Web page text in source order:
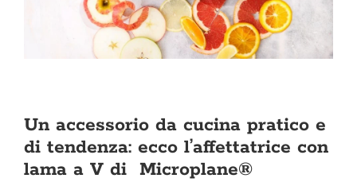
esterni alle
come
una casa
Oppure
d’interni Il
due
Un accessorio da cucina pratico e
di tendenza: ecco l’affettatrice con
lama a V di Microplane®